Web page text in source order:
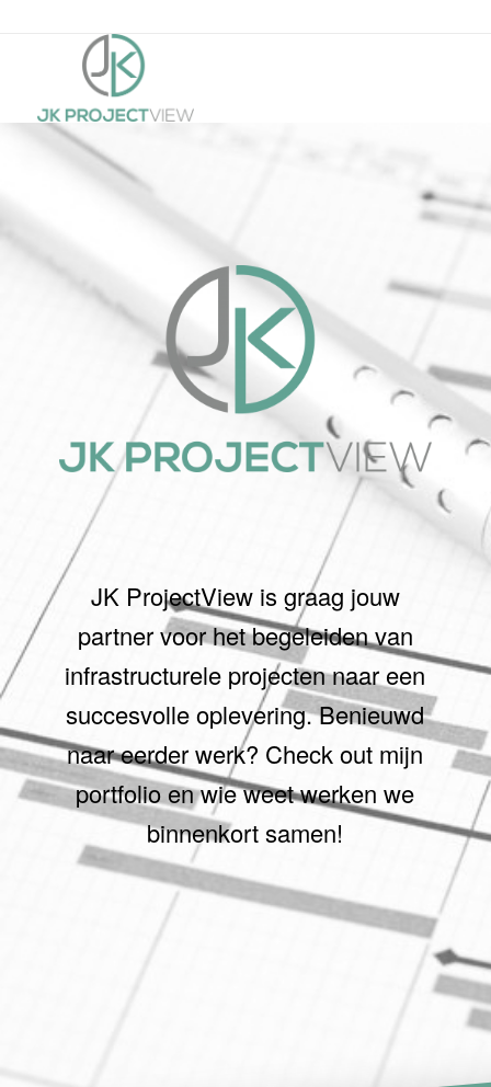
JK ProjectView is graag jouw
partner voor het begeleiden van
infrastructurele projecten naar een
succesvolle oplevering. Benieuwd
naar eerder werk? Check out mijn
portfolio en wie weet werken we
binnenkort samen!